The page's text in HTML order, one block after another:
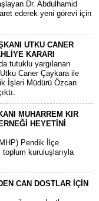
Dr. Abdulhamid
ederek yeni görevi için
UTKU CANER
KARARI
tutuklu yargılanan
Caner Çaykara ile
İşleri Müdürü Özcan
MUHARREM KIR
HEYETİNİ
Pendik İlçe
toplum kuruluşlarıyla
CAN DOSTLAR İÇİN